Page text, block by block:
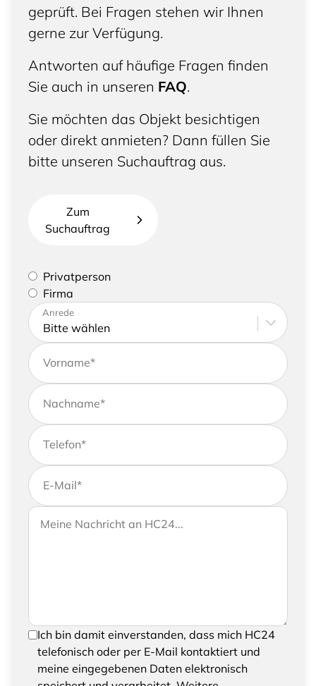
geprüft. Bei Fragen stehen wir Ihnen
gerne zur Verfügung.
Antworten auf häufige Fragen finden
Sie auch in unseren FAQ.
Sie möchten das Objekt besichtigen
oder direkt anmieten? Dann füllen Sie
bitte unseren Suchauftrag aus.
Zum
Suchauftrag
Bitte geben Sie an, ob Sie eine Privatperson sind
oder eine Firma vertreten
Privatperson
Firma
Bitte tragen Sie Ihre Adresse sowie
Kontaktdaten ein
Anrede
Vorname*
Nachname*
Telefon*
E-Mail*
Wenn Sie uns weitere Informationen zukommen
lassen möchten, können Sie Ihrer Anfrage gerne
Ihre Nachricht an HC24
Um Ihre Anfrage senden zu können, bestätigen
Sie bitte das Speichern und Verarbeiten Ihrer
eingegebenen Daten
Ich bin damit einverstanden, dass mich HC24
telefonisch oder per E-Mail kontaktiert und
meine eingegebenen Daten elektronisch